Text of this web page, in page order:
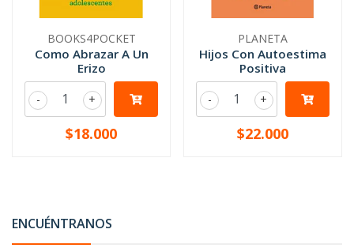
BOOKS4POCKET
Como Abrazar A Un
Erizo
+
-
$18.000
PLANETA
Hijos Con Autoestima
Positiva
+
-
$22.000
ENCUÉNTRANOS